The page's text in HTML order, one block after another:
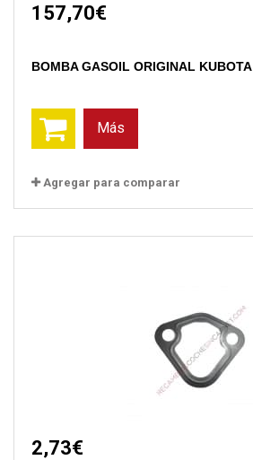
157,70€
BOMBA GASOIL ORIGINAL KUBOTA
Más
Agregar para comparar
2,73€